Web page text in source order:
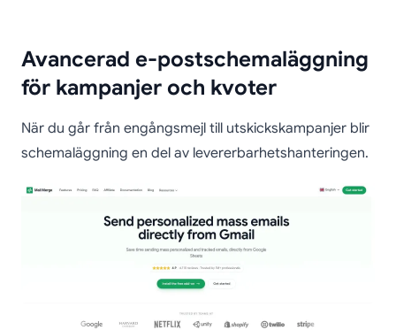
Avancerad e-postschemaläggning
för kampanjer och kvoter
När du går från engångsmejl till utskickskampanjer blir
schemaläggning en del av levererbarhetshanteringen.